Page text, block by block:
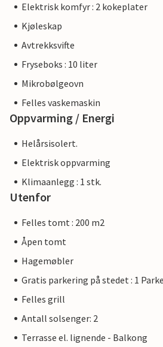
Elektrisk komfyr : 2 kokeplater
Kjøleskap
Avtrekksvifte
Fryseboks : 10 liter
Mikrobølgeovn
Felles vaskemaskin
Oppvarming / Energi
Helårsisolert.
Elektrisk oppvarming
Klimaanlegg : 1 stk.
Utenfor
Felles tomt : 200 m2
Åpen tomt
Hagemøbler
Gratis parkering på stedet : 1
Felles grill
Antall solsenger: 2
Terrasse el. lignende - Balkong